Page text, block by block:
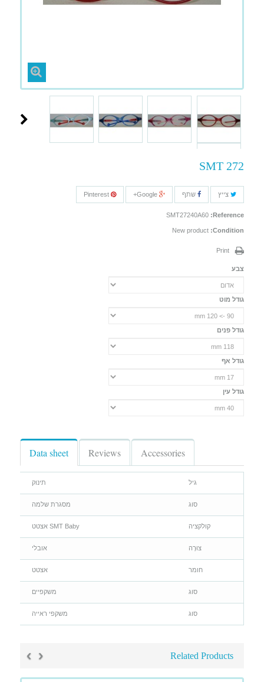
SMT 272
צייץ שתף
Reference:
SMT27240A60
Condition:
New product
Print
צבע
גודל מוט
גודל פנים
גודל אף
גודל עין
Data sheet Reviews Accessories
גיל תינוק
סוג מסגרת שלמה
קולקציה SMT Baby אצטט
צוּרָה אובלי
חומר אצטט
סוג משקפיים
סוג משקפי ראייה
Related Products
‹
›